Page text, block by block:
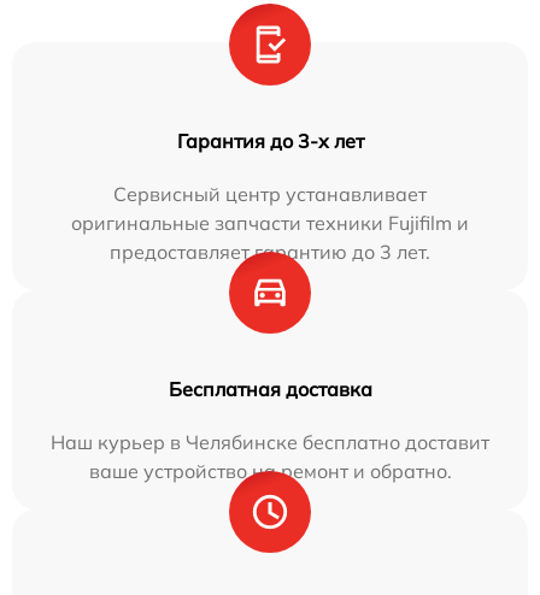
Гарантия до 3-х лет
Сервисный центр устанавливает
оригинальные запчасти техники Fujifilm и
предоставляет гарантию до 3 лет.
Бесплатная доставка
Наш курьер в Челябинске бесплатно доставит
ваше устройство на ремонт и обратно.